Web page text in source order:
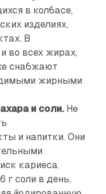
в колбасе,
изделиях,
В
во всех жирах,
снабжают
жирными
и соли.Не
и напитки. Они
кариеса.
г соли в день,